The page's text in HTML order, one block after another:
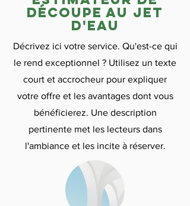
découpe au jet
d'eau
Décrivez ici votre service. Qu'est-ce qui
le rend exceptionnel ? Utilisez un texte
court et accrocheur pour expliquer
votre offre et les avantages dont vous
bénéficierez. Une description
pertinente met les lecteurs dans
l'ambiance et les incite à réserver.